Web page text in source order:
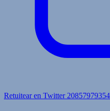
Retuitear en Twitter